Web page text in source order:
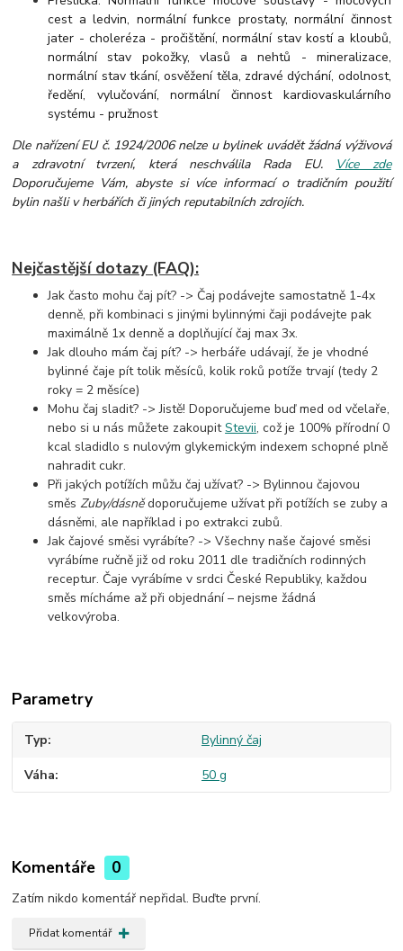
cest a ledvin, normální funkce prostaty, normální činnost
jater - choleréza - pročištění, normální stav kostí a kloubů,
normální stav pokožky, vlasů a nehtů - mineralizace,
normální stav tkání, osvěžení těla, zdravé dýchání, odolnost,
ředění, vylučování, normální činnost kardiovaskulárního
systému - pružnost
Dle nařízení EU č. 1924/2006 nelze u bylinek uvádět žádná výživová
a zdravotní tvrzení, která neschválila Rada EU. Více zde
Doporučujeme Vám, abyste si více informací o tradičním použití
bylin našli v herbářích či jiných reputabilních zdrojích.
Nejčastější dotazy (FAQ):
Jak často mohu čaj pít? -> Čaj podávejte samostatně 1-4x
denně, při kombinaci s jinými bylinnými čajipodávejte pak
maximálně 1x denně a doplňující čaj max 3x.
Jak dlouho mám čaj pít? -> herbáře udávají, že je vhodné
bylinné čaje pít tolik měsíců, kolik roků potíže trvají (tedy 2
roky = 2 měsíce)
Mohu čaj sladit? -> Jistě! Doporučujeme buď med od včelaře,
nebo si u nás můžete zakoupitStevii, což je 100% přírodní 0
kcal sladidlo s nulovým glykemickým indexem schopné plně
nahradit cukr.
Při jakých potížích můžu čaj užívat? -> Bylinnou čajovou
směsZuby/dásnědoporučujeme užívat při potížích se zuby a
dásněmi, ale například i po extrakci zubů.
Jak čajové směsi vyrábíte? -> Všechny naše čajové směsi
vyrábíme ručně již od roku 2011 dle tradičních rodinných
receptur. Čaje vyrábíme v srdci České Republiky, každou
směs mícháme až při objednání – nejsme žádná
velkovýroba.
Parametry
Typ Bylinný čaj
Váha 50 g
Komentáře 0
Zatím nikdo komentář nepřidal. Buďte první.
Přidat komentář